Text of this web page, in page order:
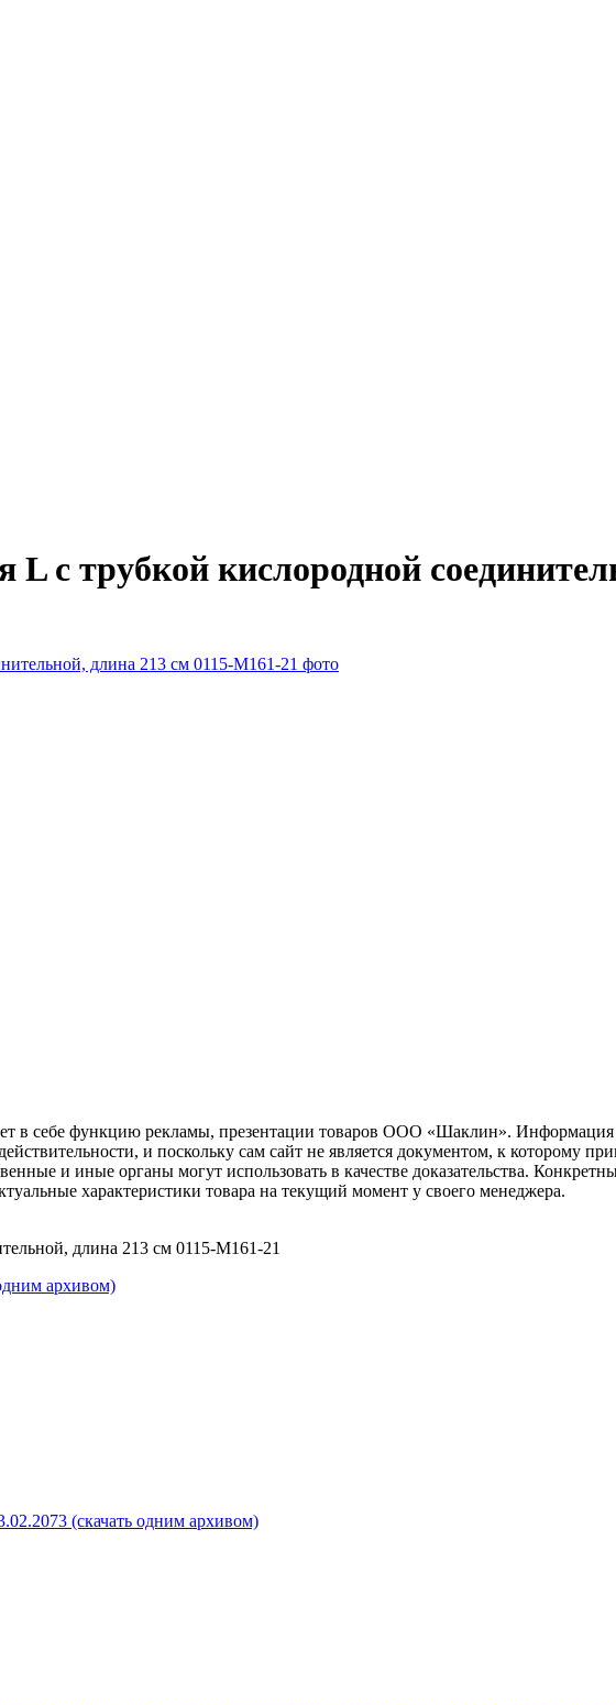
с трубкой кислородной
в себе функцию рекламы, презентации товаров ООО «Шаклин». Информация
и поскольку сам сайт не является документом, к которому
и иные органы могут использовать в качестве доказательства.
характеристики товара на текущий момент у своего менеджера.
длина 213 см 0115-М161-21
архивом)
(скачать одним архивом)